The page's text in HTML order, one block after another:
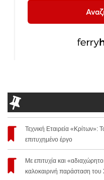
Τεχνική Εταιρεία «Κρίτων»:
επιτυχημένο έργο
Με επιτυχία και
καλοκαιρινή παράσταση